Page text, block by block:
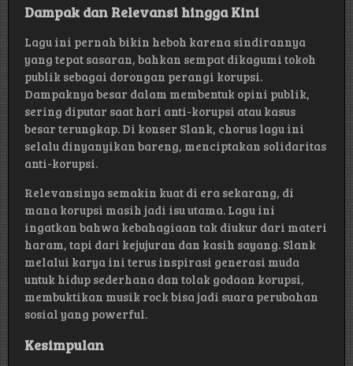
Dampak dan Relevansi hingga Kini
Lagu ini pernah bikin heboh karena sindirannya
yang tepat sasaran, bahkan sempat dikagumi tokoh
publik sebagai dorongan perangi korupsi.
Dampaknya besar dalam membentuk opini publik,
sering diputar saat hari anti-korupsi atau kasus
besar terungkap. Di konser Slank, chorus lagu ini
selalu dinyanyikan bareng, menciptakan solidaritas
anti-korupsi.
Relevansinya semakin kuat di era sekarang, di
mana korupsi masih jadi isu utama. Lagu ini
ingatkan bahwa kebahagiaan tak diukur dari materi
haram, tapi dari kejujuran dan kasih sayang. Slank
melalui karya ini terus inspirasi generasi muda
untuk hidup sederhana dan tolak godaan korupsi,
membuktikan musik rock bisa jadi suara perubahan
sosial yang powerful.
Kesimpulan